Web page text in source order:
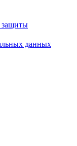
защиты
данных